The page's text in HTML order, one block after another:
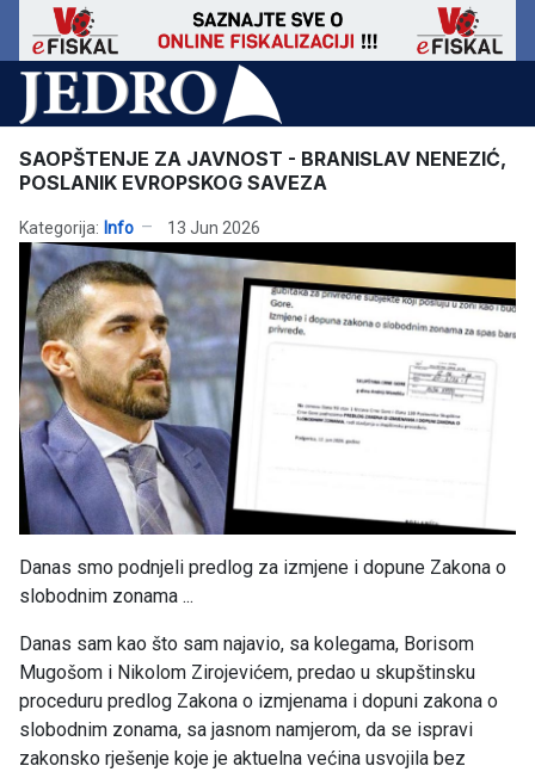
SAOPŠTENJE ZA JAVNOST - BRANISLAV NENEZIĆ,
POSLANIK EVROPSKOG SAVEZA
Kategorija: Info 13 Jun 2026
Danas smo podnjeli predlog za izmjene i dopune Zakona o
slobodnim zonama ...
Danas sam kao što sam najavio, sa kolegama, Borisom
Mugošom i Nikolom Zirojevićem, predao u skupštinsku
proceduru predlog Zakona o izmjenama i dopuni zakona o
slobodnim zonama, sa jasnom namjerom, da se ispravi
zakonsko rješenje koje je aktuelna većina usvojila bez